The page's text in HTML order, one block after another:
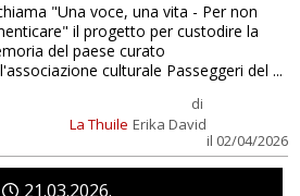
La Thuile
di
Erika David
il 02/04/2026
"Una voce, una vita - Per non
il progetto per custodire la
del paese curato
culturale Passeggeri del ...
21 03 2026